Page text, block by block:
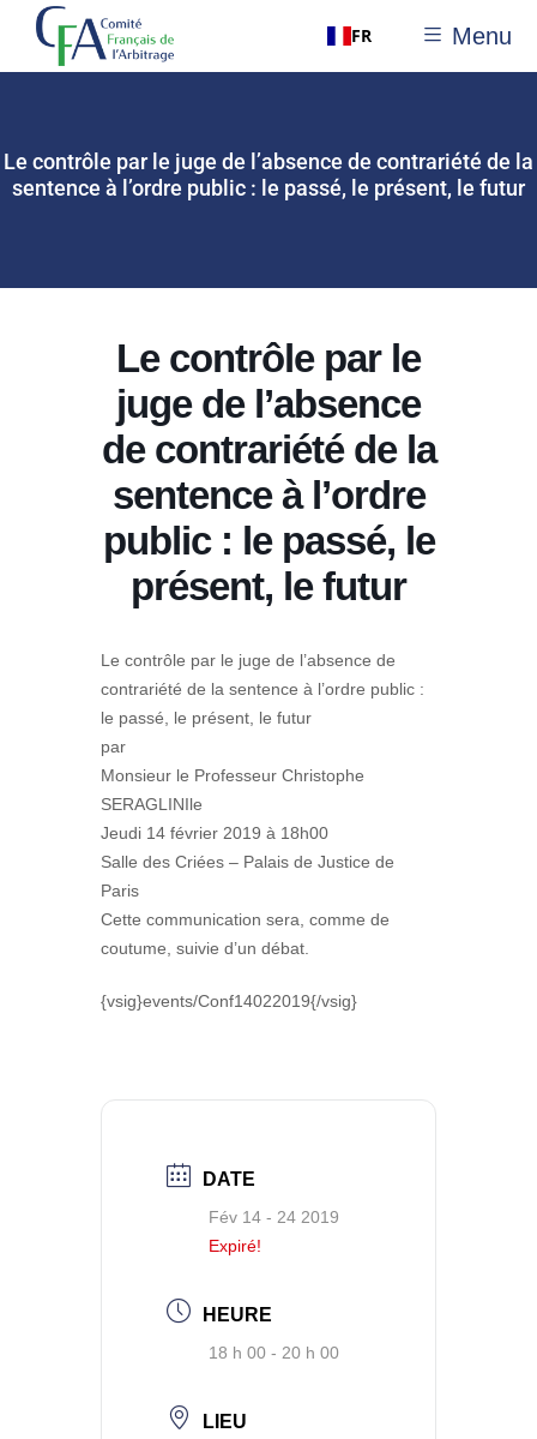
Menu
FR
Le contrôle par le juge de l’absence de contrariété de la
sentence à l’ordre public : le passé, le présent, le futur
Le contrôle par le
juge de l’absence
de contrariété de la
sentence à l’ordre
public : le passé, le
présent, le futur
Le contrôle par le juge de l’absence de
contrariété de la sentence à l’ordre public :
le passé, le présent, le futur
par
Monsieur le Professeur Christophe
SERAGLINIle
Jeudi 14 février 2019 à 18h00
Salle des Criées – Palais de Justice de
Paris
Cette communication sera, comme de
coutume, suivie d’un débat.
{vsig}events/Conf14022019{/vsig}
DATE
Fév 14 - 24 2019
Expiré!
HEURE
18 h 00 - 20 h 00
LIEU